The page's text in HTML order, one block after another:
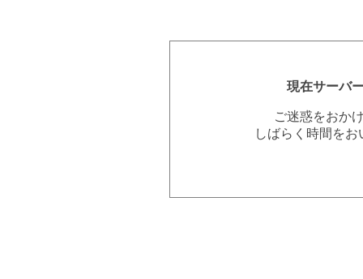
現在サーバ
ご迷惑をおか
しばらく時間を